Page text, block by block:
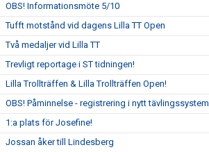
OBS! Informationsmöte 5/10
Tufft motstånd vid dagens Lilla TT Open
Två medaljer vid Lilla TT
Trevligt reportage i ST tidningen!
Lilla Trollträffen & Lilla Trollträffen Open!
OBS! Påminnelse - registrering i nytt tävlingssystem
1:a plats för Josefine!
Jossan åker till Lindesberg